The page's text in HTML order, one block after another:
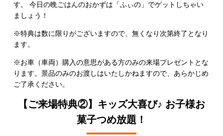
す。 今日の晩ごはんのおかずは「ふぃの」でゲットしちゃい
ましょう！
※特典は数に限りがございますので、無くなり次第終了となり
ます。
※お車（車両）購入の意思がある方のみの来場プレゼントとな
ります。景品のみのお渡しはいたしかねますので、あらかじめ
ご了承ください。
【ご来場特典②】キッズ大喜び♪ お子様お
菓子つめ放題！